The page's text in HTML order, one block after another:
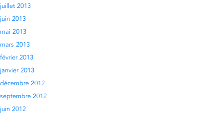
juillet 2013
juin 2013
mai 2013
mars 2013
février 2013
janvier 2013
décembre 2012
septembre 2012
juin 2012